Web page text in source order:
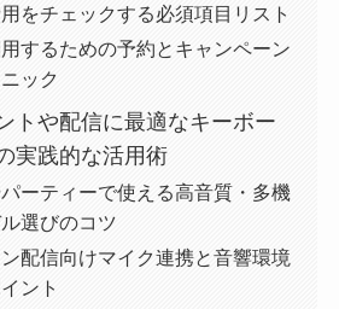
をチェックする必須項目リスト
するための予約とキャンペーン
ック
トや配信に最適なキーボー
実践的な活用術
ーティーで使える高音質・多機
選びのコツ
配信向けマイク連携と音響環境
ント